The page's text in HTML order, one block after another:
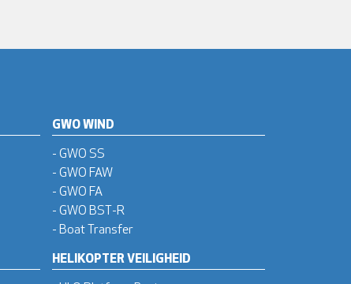
GWO WIND
- GWO SS
- GWO FAW
- GWO FA
- GWO BST-R
- Boat Transfer
HELIKOPTER VEILIGHEID